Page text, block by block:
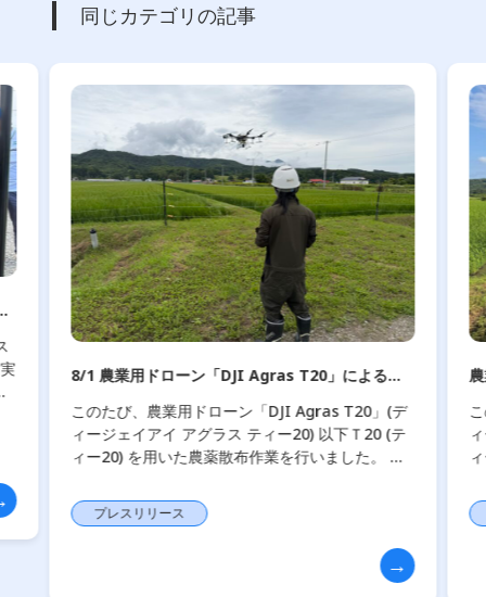
同じカテゴリの記事
8/1 農業用ドローン「DJI Agras T20」による農
このたび、農業用ドローン「DJI Agras T20」(デ
ィージェイアイ アグラス ティー20) 以下Ｔ20 (テ
ィー20) を用いた農薬散布作業を行いました。 担
ーンによる防 […]
プレスリリース